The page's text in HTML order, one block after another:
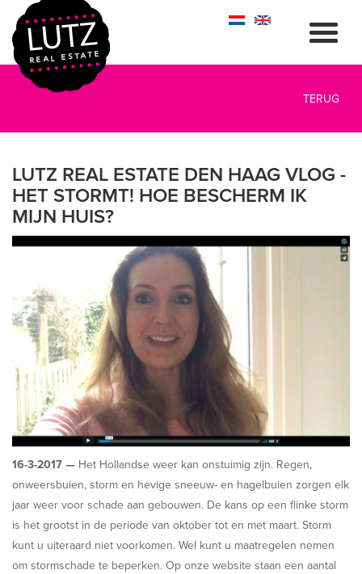
TERUG
LUTZ REAL ESTATE DEN HAAG VLOG -
HET STORMT! HOE BESCHERM IK
MIJN HUIS?
16-3-2017 — Het Hollandse weer kan onstuimig zijn. Regen,
onweersbuien, storm en hevige sneeuw- en hagelbuien zorgen elk
jaar weer voor schade aan gebouwen. De kans op een flinke storm
is het grootst in de periode van oktober tot en met maart. Storm
kunt u uiteraard niet voorkomen. Wel kunt u maatregelen nemen
om stormschade te beperken. Op onze website staan een aantal